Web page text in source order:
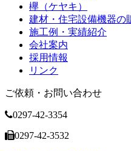
欅（ケヤキ）
建材・住宅設備機器の
施工例・実績紹介
会社案内
採用情報
リンク
ご依頼・お問い合わせ
0297-42-3354
0297-42-3532